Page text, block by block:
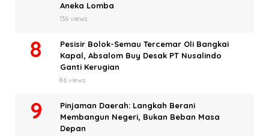
Aneka Lomba
136 views
Pesisir Bolok-Semau Tercemar Oli Bangkai
Kapal, Absalom Buy Desak PT Nusalindo
Ganti Kerugian
86 views
Pinjaman Daerah: Langkah Berani
Membangun Negeri, Bukan Beban Masa
Depan